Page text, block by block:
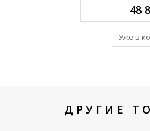
48
Уже в
206
Уже в
ДРУГИЕ